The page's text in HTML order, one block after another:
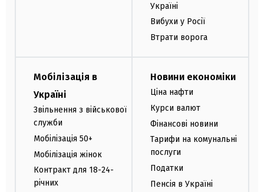
Україні
Вибухи у Росії
Втрати ворога
Мобілізація в
Україні
Звільнення з військової
служби
Мобілізація 50+
Мобілізація жінок
Контракт для 18-24-
річних
Новини економіки
Ціна нафти
Курси валют
Фінансові новини
Тарифи на комунальні
послуги
Податки
Пенсія в Україні